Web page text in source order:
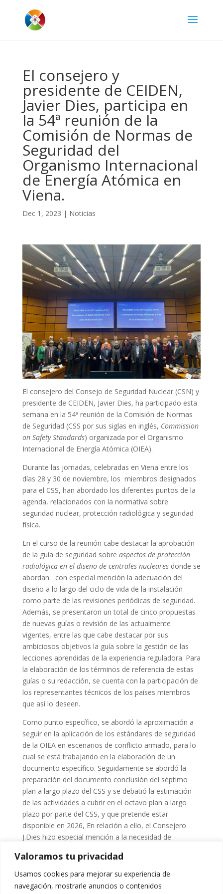
Valoramos tu privacidad
Usamos cookies para mejorar su experiencia de
navegación, mostrarle anuncios o contenidos
El consejero y
presidente de CEIDEN,
Javier Dies, participa en
la 54ª reunión de la
Comisión de Normas de
Seguridad del
Organismo Internacional
de Energía Atómica en
Viena.
Dec 1, 2023 | Noticias
El consejero del Consejo de Seguridad Nuclear (CSN) y
presidente de CEIDEN, Javier Dies, ha participado esta
semana en la 54ª reunión de la Comisión de Normas
de Seguridad (CSS por sus siglas en inglés, Commission
on Safety Standards) organizada por el Organismo
Internacional de Energía Atómica (OIEA).
Durante las jornadas, celebradas en Viena entre los
días 28 y 30 de noviembre, los miembros designados
para el CSS, han abordado los diferentes puntos de la
agenda, relacionados con la normativa sobre
seguridad nuclear, protección radiológica y seguridad
física.
En el curso de la reunión cabe destacar la aprobación
de la guía de seguridad sobre aspectos de protección
radiológica en el diseño de centrales nuclearesdonde se
abordan con especial mención la adecuación del
diseño a lo largo del ciclo de vida de la instalación
como parte de las revisiones periódicas de seguridad.
Además, se presentaron un total de cinco propuestas
de nuevas guías o revisión de las actualmente
vigentes, entre las que cabe destacar por sus
ambiciosos objetivos la guía sobre la gestión de las
lecciones aprendidas de la experiencia reguladora. Para
la elaboración de los términos de referencia de estas
guías o su redacción, se cuenta con la participación de
los representantes técnicos de los países miembros
que así lo deseen.
Como punto específico, se abordó la aproximación a
seguir en la aplicación de los estándares de seguridad
de la OIEA en escenarios de conflicto armado, para lo
cual se está trabajando en la elaboración de un
documento específico. Seguidamente se abordó la
preparación del documento conclusión del séptimo
plan a largo plazo del CSS y se debatió la estimación
de las actividades a cubrir en el octavo plan a largo
plazo por parte del CSS, y que pretende estar
disponible en 2026, En relación a ello, el Consejero
J.Dies hizo especial mención a la necesidad de
estrategias de optimización del funcionamiento de los
organismos reguladores, teniendo en consideración la
adecuada planificación de recursos humanos y